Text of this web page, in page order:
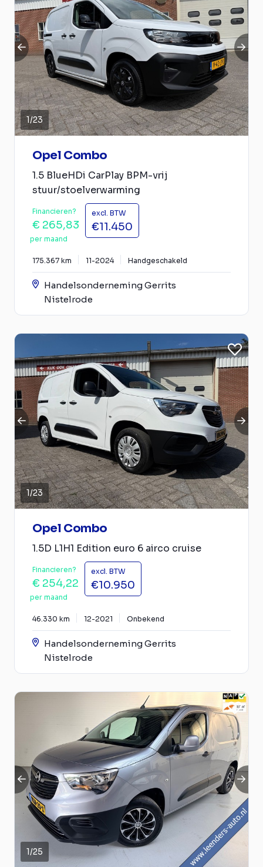
1/23
Opel Combo
1.5 BlueHDi CarPlay BPM-vrij
stuur/stoelverwarming
Financieren?
€ 265,83
per maand
excl. BTW
€11.450
175.367 km 11-2024 Handgeschakeld
Handelsonderneming Gerrits
Nistelrode
1/23
Opel Combo
1.5D L1H1 Edition euro 6 airco cruise
Financieren?
€ 254,22
per maand
excl. BTW
€10.950
46.330 km 12-2021 Onbekend
Handelsonderneming Gerrits
Nistelrode
1/25